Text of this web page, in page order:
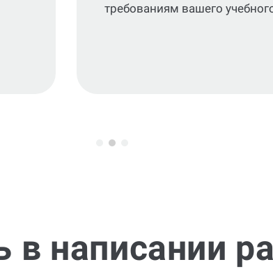
требованиям вашего
написании